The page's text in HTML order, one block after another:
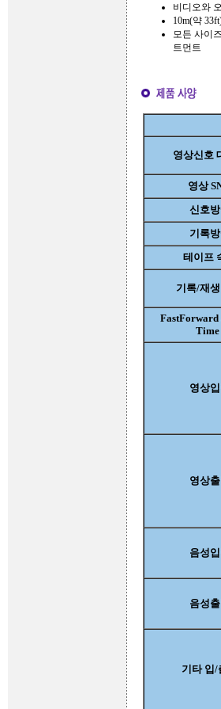
비디오와
10m(약
모든 사이
트먼트
영상신호
영상
신호
기록
테이프
기록/재
FastForward
Time
영상입
영상출
음성입
음성출
기타 입/